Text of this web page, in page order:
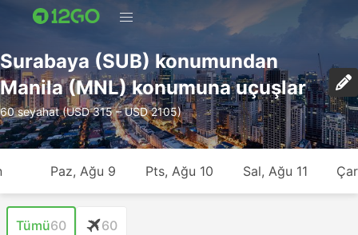
Surabaya (SUB) konumundan
Manila (MNL) konumuna uçuşlar
60 seyahat (USD 315 – USD 2105)
Paz, Ağu 9 Pts, Ağu 10 Sal, Ağu 11
Tümü60 60